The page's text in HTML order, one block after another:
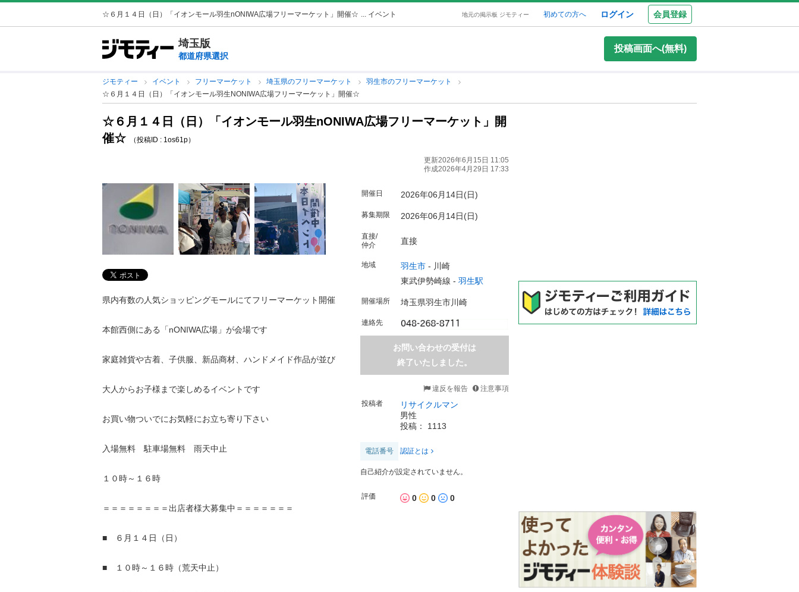
☆６月１４日（日）「イオンモール羽生nONIWA広場フリーマーケット」開催☆ ... イベント 地元の掲示板 ジモティー 初めての方へ ログイン 会員登録
埼玉版
都道府県選択
投稿画面へ(無料)
ジモティー イベント フリーマーケット 埼玉県のフリーマーケット
羽生市のフリーマーケット
☆６月１４日（日）「イオンモール羽生NONIWA広場フリーマーケット」開催☆
☆６月１４日（日）「イオンモール羽生nONIWA広場フリーマーケット」開
催☆
（投稿ID : 1os61p）
更新2026年6月15日 11:05
作成2026年4月29日 17:33
県内有数の人気ショッピングモールにてフリーマーケット開催
本館西側にある「nONIWA広場」が会場です
家庭雑貨や古着、子供服、新品商材、ハンドメイド作品が並び
大人からお子様まで楽しめるイベントです
お買い物ついでにお気軽にお立ち寄り下さい
入場無料 駐車場無料 雨天中止
１０時～１６時
＝＝＝＝＝＝＝＝出店者様大募集中＝＝＝＝＝＝＝
■ ６月１４日（日）
■ １０時～１６時（荒天中止）
開催日 2026年06月14日(日)
募集期限 2026年06月14日(日)
直接/
仲介
直接
地域 羽生市 - 川崎
東武伊勢崎線 - 羽生駅
開催場所 埼玉県羽生市川崎
連絡先
お問い合わせの受付は
終了いたしました。
違反を報告
注意事項
投稿者
リサイクルマン
男性
投稿： 1113
電話番号 認証とは
自己紹介が設定されていません。
評価 0 0 0